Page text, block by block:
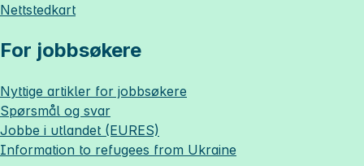
Nettstedkart
For jobbsøkere
Nyttige artikler for jobbsøkere
Spørsmål og svar
Jobbe i utlandet (EURES)
Information to refugees from Ukraine